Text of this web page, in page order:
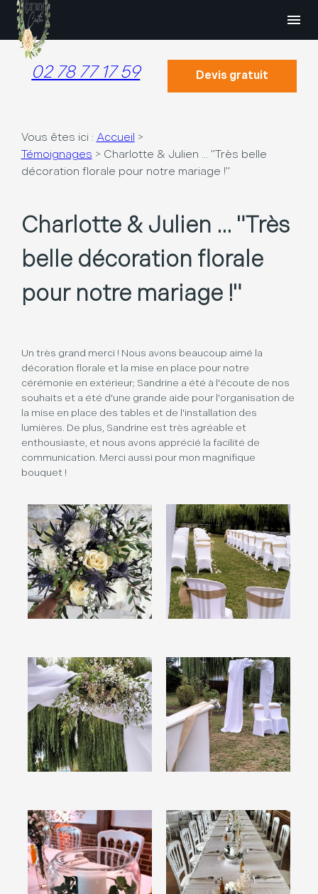
menu
02 78 77 17 59 Devis gratuit
Vous êtes ici : Accueil >
Témoignages > Charlotte & Julien ... "Très belle
décoration florale pour notre mariage !"
Charlotte & Julien ... "Très
belle décoration florale
pour notre mariage !"
Un très grand merci ! Nous avons beaucoup aimé la
décoration florale et la mise en place pour notre
cérémonie en extérieur; Sandrine a été à l'écoute de nos
souhaits et a été d'une grande aide pour l'organisation de
la mise en place des tables et de l'installation des
lumières. De plus, Sandrine est très agréable et
enthousiaste, et nous avons apprécié la facilité de
communication. Merci aussi pour mon magnifique
bouquet !
Panneau de gestion des cookies